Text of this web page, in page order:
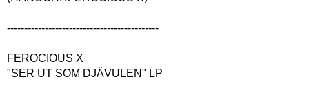
--------------------------------------------
FEROCIOUS X
"SER UT SOM DJÄVULEN" LP